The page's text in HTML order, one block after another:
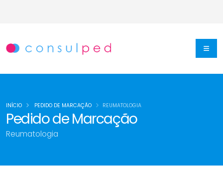
Pedido de Marcação
Reumatologia
INÍCIO PEDIDO DE MARCAÇÃO REUMATOLOGIA